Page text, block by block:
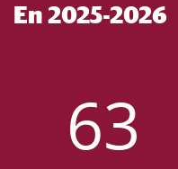
En 2025-2026
63